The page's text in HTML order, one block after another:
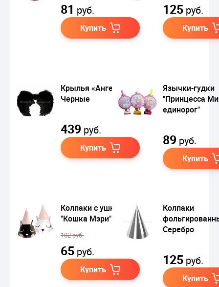
81 руб.
Купить
125 руб.
Купить
Крылья «Ангел»
Черные
439 руб.
Купить
Язычки-гудки
"Принцесса
единорог"
89 руб.
Купить
Колпаки с ушками
"Кошка Мэри"
102 руб.
65 руб.
Купить
Колпаки
Серебро
125 руб.
Купить